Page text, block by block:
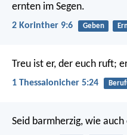
ernten im Segen.
2 Korinther 9:6 Geben
Treu ist er, der euch ruft;
1 Thessalonicher 5:24
Seid barmherzig, wie